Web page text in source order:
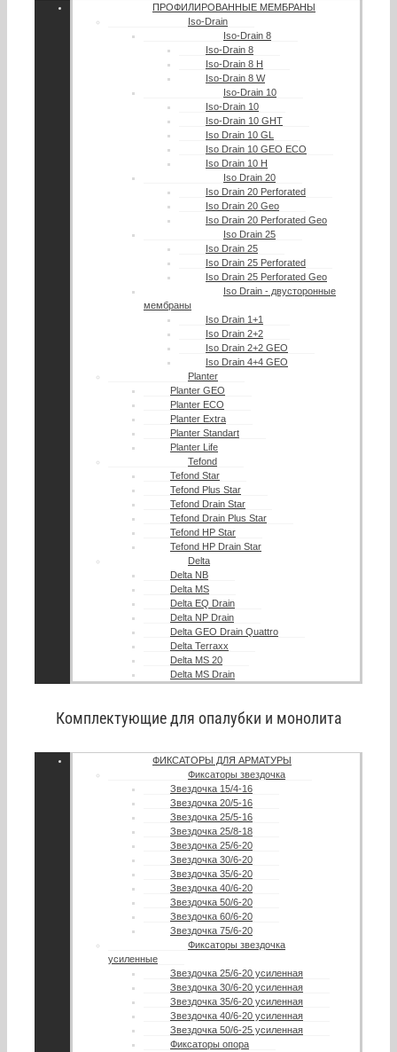
ПРОФИЛИРОВАННЫЕ МЕМБРАНЫ
Iso-Drain
Iso-Drain 8
Iso-Drain 8
Iso-Drain 8 Н
Iso-Drain 8 W
Iso-Drain 10
Iso-Drain 10
Iso-Drain 10 GHT
Iso Drain 10 GL
Iso Drain 10 GEO ECO
Iso Drain 10 H
Iso Drain 20
Iso Drain 20 Perforated
Iso Drain 20 Geo
Iso Drain 20 Perforated Geo
Iso Drain 25
Iso Drain 25
Iso Drain 25 Perforated
Iso Drain 25 Perforated Geo
Iso Drain - двусторонные
мембраны
Iso Drain 1+1
Iso Drain 2+2
Iso Drain 2+2 GEO
Iso Drain 4+4 GEO
Planter
Planter GEO
Planter ECO
Planter Extra
Planter Standart
Planter Life
Tefond
Tefond Star
Tefond Plus Star
Tefond Drain Star
Tefond Drain Plus Star
Tefond HP Star
Tefond HP Drain Star
Delta
Delta NB
Delta MS
Delta EQ Drain
Delta NP Drain
Delta GEO Drain Quattro
Delta Terraxx
Delta MS 20
Delta MS Drain
Комплектующие для опалубки и монолита
ФИКСАТОРЫ ДЛЯ АРМАТУРЫ
Фиксаторы звездочка
Звездочка 15/4-16
Звездочка 20/5-16
Звездочка 25/5-16
Звездочка 25/8-18
Звездочка 25/6-20
Звездочка 30/6-20
Звездочка 35/6-20
Звездочка 40/6-20
Звездочка 50/6-20
Звездочка 60/6-20
Звездочка 75/6-20
Фиксаторы звездочка
усиленные
Звездочка 25/6-20 усиленная
Звездочка 30/6-20 усиленная
Звездочка 35/6-20 усиленная
Звездочка 40/6-20 усиленная
Звездочка 50/6-25 усиленная
Фиксаторы опора